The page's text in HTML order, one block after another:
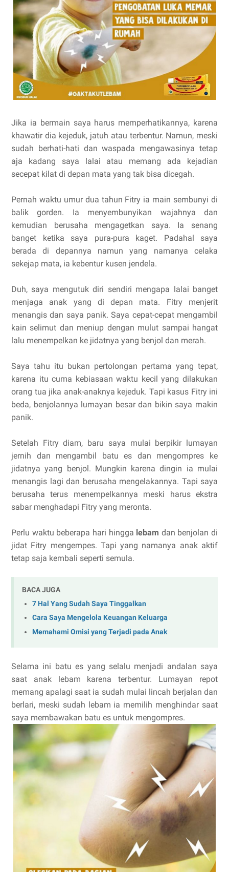
Jika ia bermain saya harus memperhatikannya, karena
khawatir dia kejeduk, jatuh atau terbentur. Namun, meski
sudah berhati-hati dan waspada mengawasinya tetap
aja kadang saya lalai atau memang ada kejadian
secepat kilat di depan mata yang tak bisa dicegah.
Pernah waktu umur dua tahun Fitry ia main sembunyi di
balik gorden. Ia menyembunyikan wajahnya dan
kemudian berusaha mengagetkan saya. Ia senang
banget ketika saya pura-pura kaget. Padahal saya
berada di depannya namun yang namanya celaka
sekejap mata, ia kebentur kusen jendela.
Duh, saya mengutuk diri sendiri mengapa lalai banget
menjaga anak yang di depan mata. Fitry menjerit
menangis dan saya panik. Saya cepat-cepat mengambil
kain selimut dan meniup dengan mulut sampai hangat
lalu menempelkan ke jidatnya yang benjol dan merah.
Saya tahu itu bukan pertolongan pertama yang tepat,
karena itu cuma kebiasaan waktu kecil yang dilakukan
orang tua jika anak-anaknya kejeduk. Tapi kasus Fitry ini
beda, benjolannya lumayan besar dan bikin saya makin
panik.
Setelah Fitry diam, baru saya mulai berpikir lumayan
jernih dan mengambil batu es dan mengompres ke
jidatnya yang benjol. Mungkin karena dingin ia mulai
menangis lagi dan berusaha mengelakannya. Tapi saya
berusaha terus menempelkannya meski harus ekstra
sabar menghadapi Fitry yang meronta.
Perlu waktu beberapa hari hingga lebam dan benjolan di
jidat Fitry mengempes. Tapi yang namanya anak aktif
tetap saja kembali seperti semula.
BACA JUGA
7 Hal Yang Sudah Saya Tinggalkan
Cara Saya Mengelola Keuangan Keluarga
Memahami Omisi yang Terjadi pada Anak
Selama ini batu es yang selalu menjadi andalan saya
saat anak lebam karena terbentur. Lumayan repot
memang apalagi saat ia sudah mulai lincah berjalan dan
berlari, meski sudah lebam ia memilih menghindar saat
saya membawakan batu es untuk mengompres.